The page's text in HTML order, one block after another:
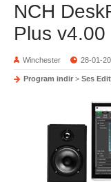
NCH
Plus v4.00
Winchester 28-01-
Program indir > Ses